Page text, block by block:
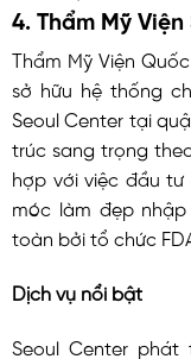
4. Thẩm Mỹ
Thẩm Mỹ Viện
sở hữu hệ thống
Seoul Center tại
trúc sang trọng
hợp với việc đầu
móc làm đẹp
toàn bởi tổ chức
Dịch vụ nổi bật
Seoul Center